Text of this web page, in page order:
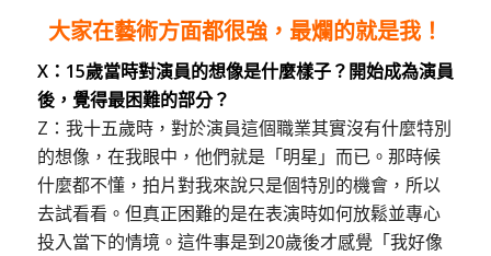
大家在藝術方面都很強，最爛的就是我！
X：15歲當時對演員的想像是什麼樣子？開始成為演員
後，覺得最困難的部分？
Z：我十五歲時，對於演員這個職業其實沒有什麼特別
的想像，在我眼中，他們就是「明星」而已。那時候
什麼都不懂，拍片對我來說只是個特別的機會，所以
去試看看。但真正困難的是在表演時如何放鬆並專心
投入當下的情境。這件事是到20歲後才感覺「我好像